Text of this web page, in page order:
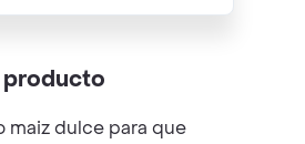
maiz dulce para que